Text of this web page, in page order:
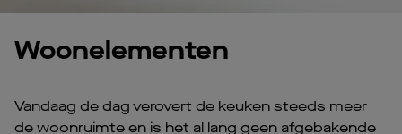
Woonelementen
Vandaag de dag verovert de keuken steeds meer
de woonruimte en is het al lang geen afgebakende